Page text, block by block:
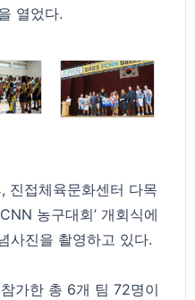
열었다.
진접체육문화센터 다목
농구대회’ 개회식에
사진을 촬영하고 있다.
가한 총 6개 팀 72명이